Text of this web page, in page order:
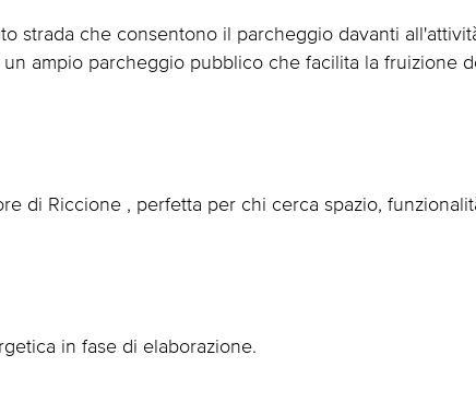
strada che consentono il parcheggio davanti
ampio parcheggio pubblico che facilita la fruizione
di Riccione , perfetta per chi cerca spazio,
in fase di elaborazione.